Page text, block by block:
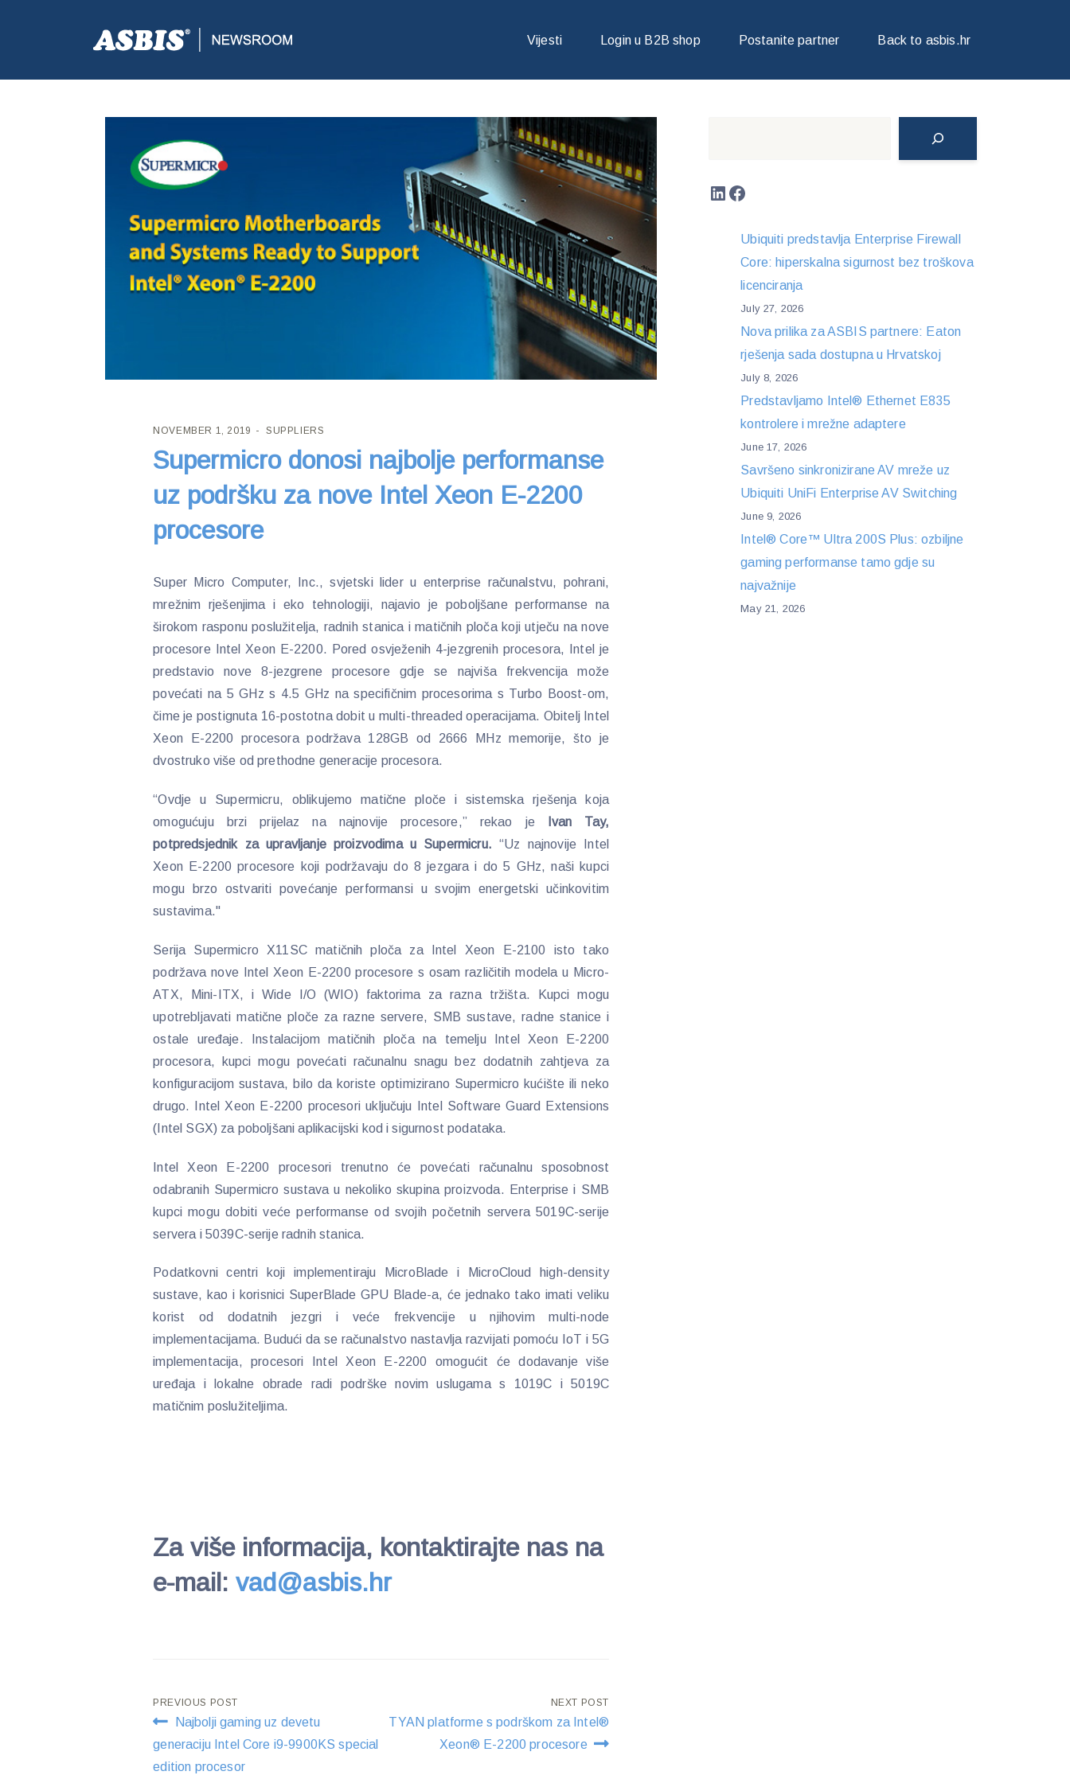
Vijesti Login u B2B shop Postanite partner Back to asbis.hr
ASBIS CROATIA>SUPPLIERS> SUPERMICRO DONOSI NAJBOLJE PERFORMANSE UZ PODRŠKU ZA NOVE INTEL XEON E-2200 PROCESORE
NOVEMBER 1, 2019 SUPPLIERS
Supermicro donosi najbolje performanse
uz podršku za nove Intel Xeon E-2200
procesore
Super Micro Computer, Inc., svjetski lider u enterprise računalstvu, pohrani,
mrežnim rješenjima i eko tehnologiji, najavio je poboljšane performanse na
širokom rasponu poslužitelja, radnih stanica i matičnih ploča koji utječu na nove
procesore Intel Xeon E-2200. Pored osvježenih 4-jezgrenih procesora, Intel je
predstavio nove 8-jezgrene procesore gdje se najviša frekvencija može
povećati na 5 GHz s 4.5 GHz na specifičnim procesorima s Turbo Boost-om,
čime je postignuta 16-postotna dobit u multi-threaded operacijama. Obitelj Intel
Xeon E-2200 procesora podržava 128GB od 2666 MHz memorije, što je
dvostruko više od prethodne generacije procesora.
“Ovdje u Supermicru, oblikujemo matične ploče i sistemska rješenja koja
omogućuju brzi prijelaz na najnovije procesore,” rekao je
Ivan Tay,
potpredsjednik za upravljanje proizvodima u Supermicru. “Uz najnovije Intel
Xeon E-2200 procesore koji podržavaju do 8 jezgara i do 5 GHz, naši kupci
mogu brzo ostvariti povećanje performansi u svojim energetski učinkovitim
sustavima."
Serija Supermicro X11SC matičnih ploča za Intel Xeon E-2100 isto tako
podržava nove Intel Xeon E-2200 procesore s osam različitih modela u Micro-
ATX, Mini-ITX, i Wide I/O (WIO) faktorima za razna tržišta. Kupci mogu
upotrebljavati matične ploče za razne servere, SMB sustave, radne stanice i
ostale uređaje. Instalacijom matičnih ploča na temelju Intel Xeon E-2200
procesora, kupci mogu povećati računalnu snagu bez dodatnih zahtjeva za
konfiguracijom sustava, bilo da koriste optimizirano Supermicro kućište ili neko
drugo. Intel Xeon E-2200 procesori uključuju Intel Software Guard Extensions
(Intel SGX) za poboljšani aplikacijski kod i sigurnost podataka.
Intel Xeon E-2200 procesori trenutno će povećati računalnu sposobnost
odabranih Supermicro sustava u nekoliko skupina proizvoda. Enterprise i SMB
kupci mogu dobiti veće performanse od svojih početnih servera 5019C-serije
servera i 5039C-serije radnih stanica.
Podatkovni centri koji implementiraju MicroBlade i MicroCloud high-density
sustave, kao i korisnici SuperBlade GPU Blade-a, će jednako tako imati veliku
korist od dodatnih jezgri i veće frekvencije u njihovim multi-node
implementacijama. Budući da se računalstvo nastavlja razvijati pomoću IoT i 5G
implementacija, procesori Intel Xeon E-2200 omogućit će dodavanje više
uređaja i lokalne obrade radi podrške novim uslugama s 1019C i 5019C
matičnim poslužiteljima.
Za više informacija, kontaktirajte nas na
e-mail:vad@asbis.hr
Post
navigation
PREVIOUS POST
Najbolji gaming uz devetu
generaciju Intel Core i9-9900KS special
edition procesor
NEXT POST
TYAN platforme s podrškom za Intel®
Xeon® E-2200 procesore
LinkedIn
Facebook
Ubiquiti predstavlja Enterprise Firewall
Core: hiperskalna sigurnost bez troškova
licenciranja
July 27, 2026
Nova prilika za ASBIS partnere: Eaton
rješenja sada dostupna u Hrvatskoj
July 8, 2026
Predstavljamo Intel® Ethernet E835
kontrolere i mrežne adaptere
June 17, 2026
Savršeno sinkronizirane AV mreže uz
Ubiquiti UniFi Enterprise AV Switching
June 9, 2026
Intel® Core™ Ultra 200S Plus: ozbiljne
gaming performanse tamo gdje su
najvažnije
May 21, 2026